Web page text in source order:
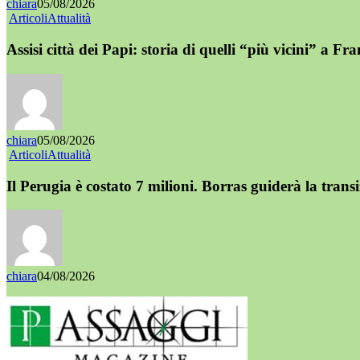
chiara05/08/2026
ArticoliAttualità
Assisi città dei Papi: storia di quelli “più vicini” a
chiara05/08/2026
ArticoliAttualità
Il Perugia è costato 7 milioni. Borras guiderà la
chiara04/08/2026